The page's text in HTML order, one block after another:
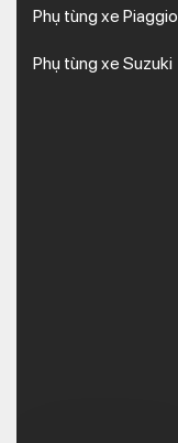
Phụ tùng xe Piaggio
Phụ tùng xe Suzuki